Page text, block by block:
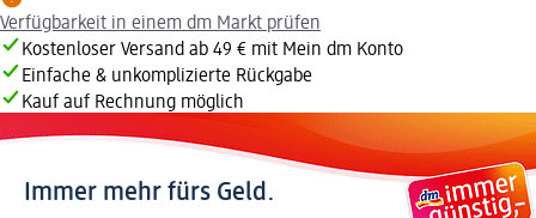
Verfügbarkeit in einem dm Markt prüfen
Kostenloser Versand ab 49 € mit Mein dm Konto
Einfache & unkomplizierte Rückgabe
Kauf auf Rechnung möglich
Immer mehr fürs Geld.